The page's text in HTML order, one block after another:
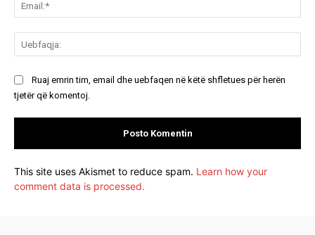
Ruaj emrin tim, email dhe uebfaqen në këtë shfletues për herën
tjetër që komentoj.
This site uses Akismet to reduce spam. Learn how your
comment data is processed.